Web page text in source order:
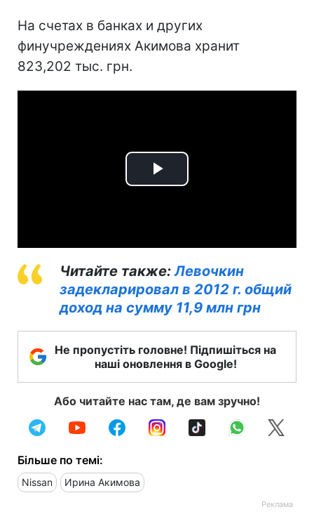
На счетах в банках и других
финучреждениях Акимова хранит
823,202 тыс. грн.
Play
Читайте также:Левочкин
задекларировал в 2012 г. общий
доход на сумму 11,9 млн грн
Не пропустіть головне! Підпишіться на
наші оновлення в Google!
Або читайте нас там, де вам зручно!
Більше по темі:
Nissan Ирина Акимова